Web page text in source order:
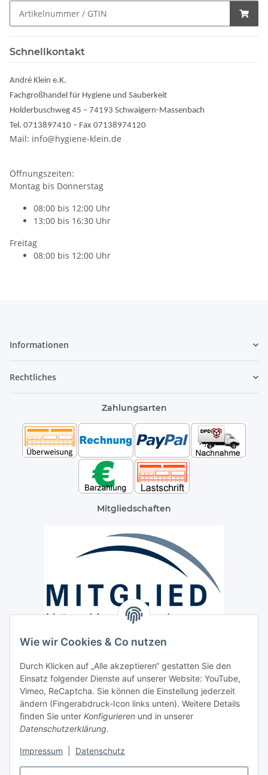
Wie wir Cookies & Co nutzen
Durch Klicken auf „Alle akzeptieren“ gestatten Sie den
Einsatz folgender Dienste auf unserer Website: YouTube,
Vimeo, ReCaptcha. Sie können die Einstellung jederzeit
ändern (Fingerabdruck-Icon links unten). Weitere Details
finden Sie unter Konfigurieren und in unserer
Datenschutzerklärung.
Impressum Datenschutz
Schnellkontakt
André Klein e.K.
Fachgroßhandel für Hygiene und Sauberkeit
Holderbuschweg 45 – 74193 Schwaigern-Massenbach
Tel. 0713897410 – Fax 07138974120
Mail: info@hygiene-klein.de
Öffnungszeiten:
Montag bis Donnerstag
08:00 bis 12:00 Uhr
13:00 bis 16:30 Uhr
Freitag
08:00 bis 12:00 Uhr
Informationen
Rechtliches
Zahlungsarten
Mitgliedschaften
Paketdienst und Spedition
Regionaler Lieferservice im Umkreis von ca. 60 Km
Sicherheit